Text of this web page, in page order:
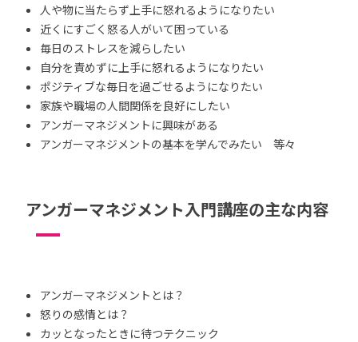
人や物に当たらず上手に怒れるようになりたい
近くにすごく怒る人がいて困っている
毎日のストレスを減らしたい
自分を責めずに上手に怒れるようになりたい
ポジティブな毎日を過ごせるようになりたい
家族や職場の人間関係を良好にしたい
アンガーマネジメントに興味がある
アンガーマネジメントの基本を学んでみたい 等々
アンガーマネジメント入門講座の主な内容
アンガーマネジメントとは？
怒りの感情とは？
カッとなったときに待つテクニック